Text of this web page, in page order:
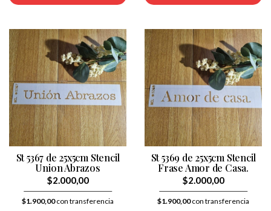
St 5367 de 25x5cm Stencil
Union Abrazos
$2.000,00
$1.900,00con transferencia
St 5369 de 25x5cm Stencil
Frase Amor de Casa.
$2.000,00
$1.900,00con transferencia